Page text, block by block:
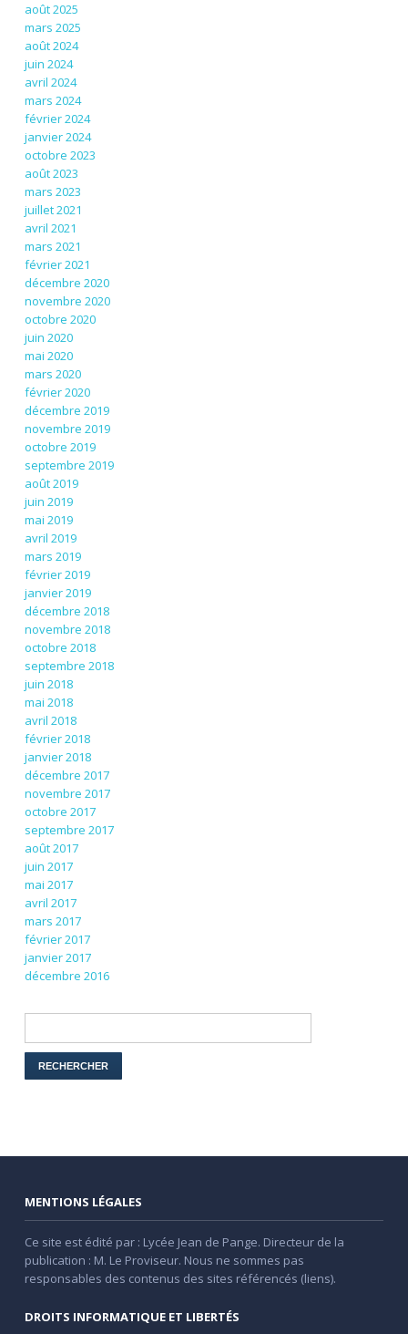
août 2025
mars 2025
août 2024
juin 2024
avril 2024
mars 2024
février 2024
janvier 2024
octobre 2023
août 2023
mars 2023
juillet 2021
avril 2021
mars 2021
février 2021
décembre 2020
novembre 2020
octobre 2020
juin 2020
mai 2020
mars 2020
février 2020
décembre 2019
novembre 2019
octobre 2019
septembre 2019
août 2019
juin 2019
mai 2019
avril 2019
mars 2019
février 2019
janvier 2019
décembre 2018
novembre 2018
octobre 2018
septembre 2018
juin 2018
mai 2018
avril 2018
février 2018
janvier 2018
décembre 2017
novembre 2017
octobre 2017
septembre 2017
août 2017
juin 2017
mai 2017
avril 2017
mars 2017
février 2017
janvier 2017
décembre 2016
MENTIONS LÉGALES
Ce site est édité par : Lycée Jean de Pange. Directeur de la
publication : M. Le Proviseur. Nous ne sommes pas
responsables des contenus des sites référencés (liens).
DROITS INFORMATIQUE ET LIBERTÉS